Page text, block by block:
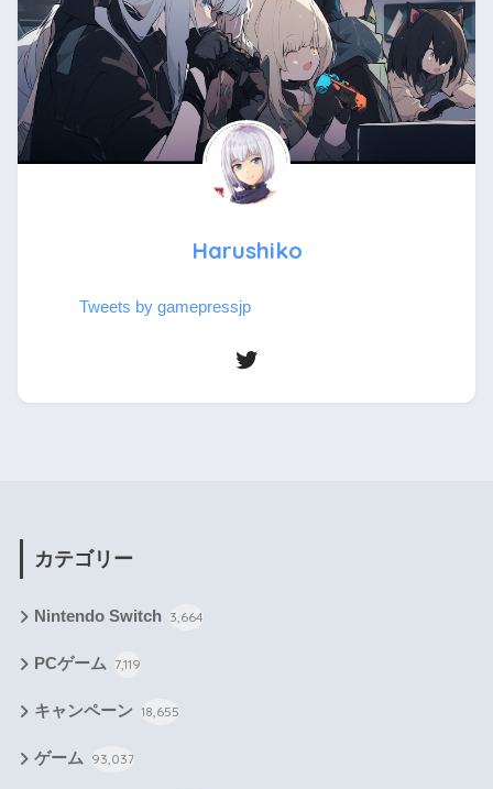
Harushiko
Tweets by gamepressjp
カテゴリー
Nintendo Switch 3,664
PCゲーム 7,119
キャンペーン 18,655
ゲーム 93,037